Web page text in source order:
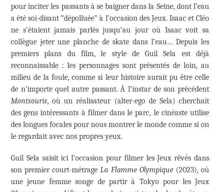
pour inciter les passants à se baigner dans la Seine, dont l’eau
a été soi-disant “dépolluée” à l’occasion des Jeux. Isaac et Cléo
ne s’étaient jamais parlés jusqu’au jour où Isaac voit sa
collègue jeter une planche de skate dans l’eau… Depuis les
premiers plans du film, le style de Guil Sela est déjà
reconnaissable : les personnages sont présentés de loin, au
milieu de la foule, comme si leur histoire aurait pu être celle
de n’importe quel autre passant. À l’instar de son précédent
Montsouris, où un réalisateur (alter-ego de Sela) cherchait
des gens intéressants à filmer dans le parc, le cinéaste utilise
des longues focales pour nous montrer le monde comme si on
le regardait avec nos propres yeux.
Guil Sela saisit ici l’occasion pour filmer les Jeux rêvés dans
son premier court-métrageLa Flamme Olympique(2023), où
une jeune femme songe de partir à Tokyo pour les Jeux